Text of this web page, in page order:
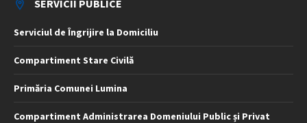
SERVICII PUBLICE
Serviciul de Îngrijire la Domiciliu
Compartiment Stare Civilă
Primăria Comunei Lumina
Compartiment Administrarea Domeniului Public și Privat